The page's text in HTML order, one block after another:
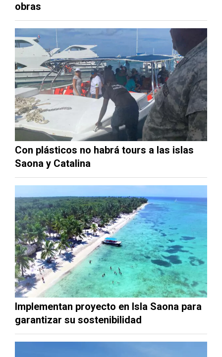
obras
Con plásticos no habrá tours a las islas
Saona y Catalina
Implementan proyecto en Isla Saona para
garantizar su sostenibilidad